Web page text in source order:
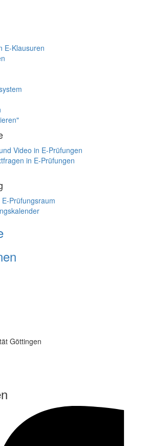
E-Klausuren
Video in E-Prüfungen
in E-Prüfungen
Prüfungsraum
Göttingen